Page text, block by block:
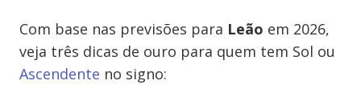
Com base nas previsões para Leão em 2026,
veja três dicas de ouro para quem tem Sol ou
Ascendente no signo: